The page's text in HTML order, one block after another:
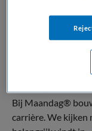
(Recruiter)
Bij Maandag®
carrière. We kijken